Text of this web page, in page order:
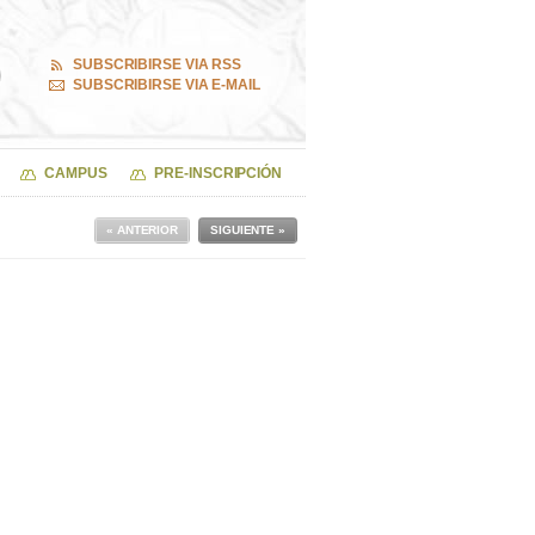
SUBSCRIBIRSE VIA RSS
SUBSCRIBIRSE VIA E-MAIL
CAMPUS PRE-INSCRIPCIÓN
SIGUIENTE »
« ANTERIOR